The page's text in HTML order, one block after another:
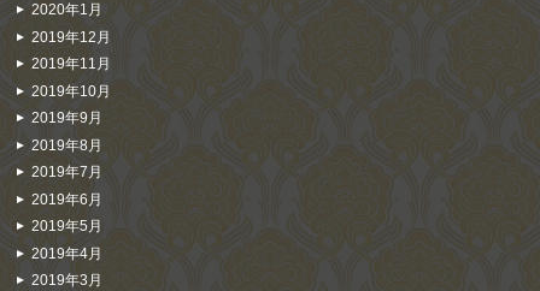
2020年1月
2019年12月
2019年11月
2019年10月
2019年9月
2019年8月
2019年7月
2019年6月
2019年5月
2019年4月
2019年3月